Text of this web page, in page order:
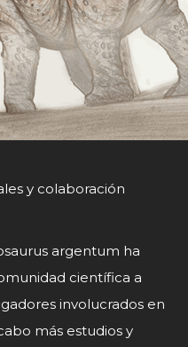
y colaboración
argentum ha
científica a
involucrados en
más estudios y